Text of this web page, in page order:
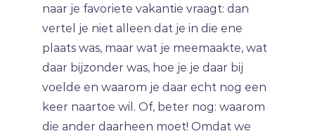
naar je favoriete vakantie vraagt: dan
vertel je niet alleen dat je in die ene
plaats was, maar wat je meemaakte, wat
daar bijzonder was, hoe je je daar bij
voelde en waarom je daar echt nog een
keer naartoe wil. Of, beter nog: waarom
die ander daarheen moet! Omdat we